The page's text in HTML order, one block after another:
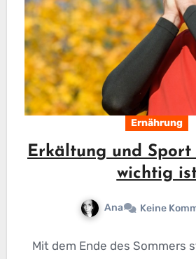
Ernährung
Erkältung und Sport
wichtig
Ana Keine
Mit dem Ende des Sommers